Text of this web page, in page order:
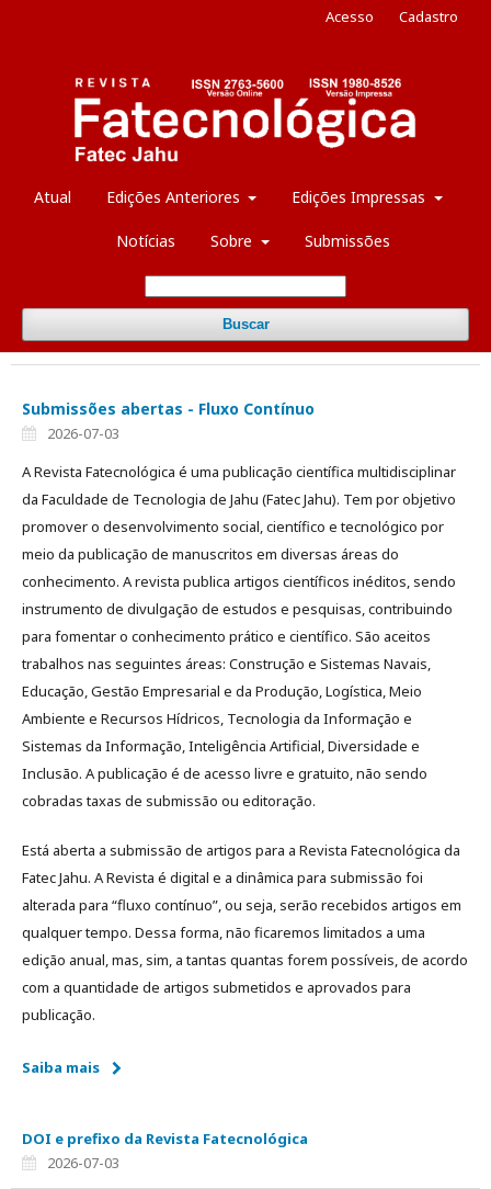
Atual Edições Anteriores Edições Impressas
Notícias Sobre Submissões
Buscar
Acesso Cadastro
Submissões abertas - Fluxo Contínuo
2026-07-03
A Revista Fatecnológica é uma publicação científica multidisciplinar
da Faculdade de Tecnologia de Jahu (Fatec Jahu). Tem por objetivo
promover o desenvolvimento social, científico e tecnológico por
meio da publicação de manuscritos em diversas áreas do
conhecimento. A revista publica artigos científicos inéditos, sendo
instrumento de divulgação de estudos e pesquisas, contribuindo
para fomentar o conhecimento prático e científico. São aceitos
trabalhos nas seguintes áreas: Construção e Sistemas Navais,
Educação, Gestão Empresarial e da Produção, Logística, Meio
Ambiente e Recursos Hídricos, Tecnologia da Informação e
Sistemas da Informação, Inteligência Artificial, Diversidade e
Inclusão. A publicação é de acesso livre e gratuito, não sendo
cobradas taxas de submissão ou editoração.
Está aberta a submissão de artigos para a Revista Fatecnológica da
Fatec Jahu. A Revista é digital e a dinâmica para submissão foi
alterada para “fluxo contínuo”, ou seja, serão recebidos artigos em
qualquer tempo. Dessa forma, não ficaremos limitados a uma
edição anual, mas, sim, a tantas quantas forem possíveis, de acordo
com a quantidade de artigos submetidos e aprovados para
publicação.
Saiba mais
DOI e prefixo da Revista Fatecnológica
2026-07-03